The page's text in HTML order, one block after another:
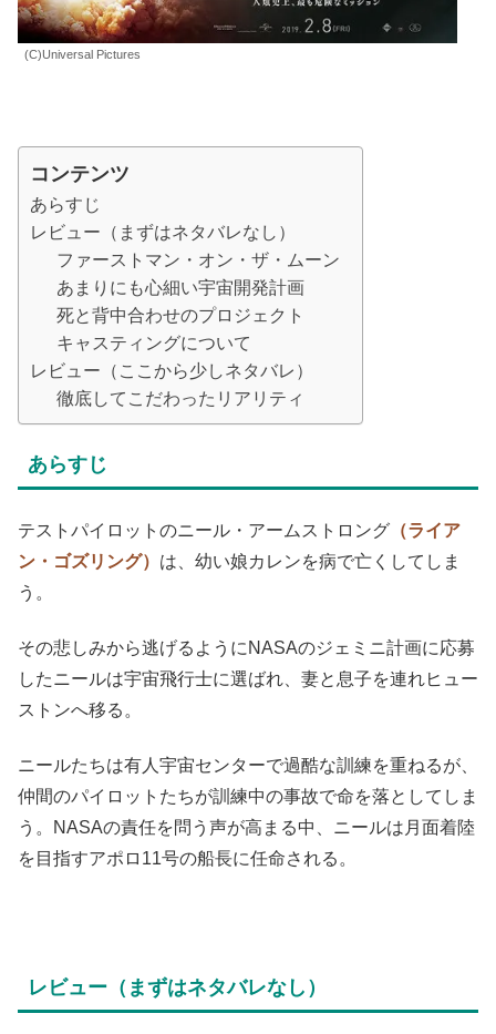
(C)Universal Pictures
コンテンツ
あらすじ
レビュー（まずはネタバレなし）
ファーストマン・オン・ザ・ムーン
あまりにも心細い宇宙開発計画
死と背中合わせのプロジェクト
キャスティングについて
レビュー（ここから少しネタバレ）
徹底してこだわったリアリティ
あらすじ
テストパイロットのニール・アームストロング （ライア
ン・ゴズリング） は、幼い娘カレンを病で亡くしてしま
う。
その悲しみから逃げるようにNASAのジェミニ計画に応募
したニールは宇宙飛行士に選ばれ、妻と息子を連れヒュー
ストンへ移る。
ニールたちは有人宇宙センターで過酷な訓練を重ねるが、
仲間のパイロットたちが訓練中の事故で命を落としてしま
う。NASAの責任を問う声が高まる中、ニールは月面着陸
を目指すアポロ11号の船長に任命される。
レビュー（まずはネタバレなし）